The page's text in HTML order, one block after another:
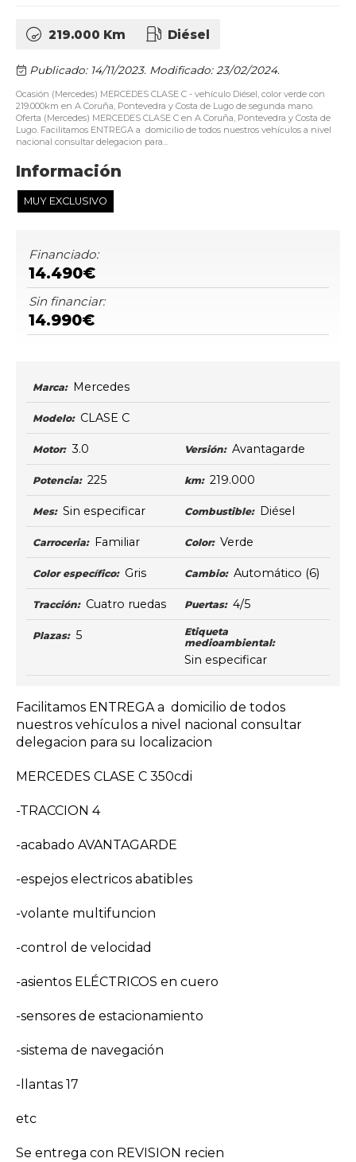
219.000 Km Diésel
Publicado: 14/11/2023. Modificado: 23/02/2024.
Ocasión (Mercedes) MERCEDES CLASE C - vehículo Diésel, color verde con
219.000km en A Coruña, Pontevedra y Costa de Lugo de segunda mano.
Oferta (Mercedes) MERCEDES CLASE C en A Coruña, Pontevedra y Costa de
Lugo. Facilitamos ENTREGA a domicilio de todos nuestros vehículos a nivel
nacional consultar delegacion para...
Información
MUY EXCLUSIVO
Financiado:
14.490€
Sin financiar:
14.990€
Marca: Mercedes
Modelo: CLASE C
Motor: 3.0 Versión: Avantagarde
Potencia: 225 km: 219.000
Mes: Sin especificar Combustible: Diésel
Carroceria: Familiar Color: Verde
Color específico: Gris Cambio: Automático (6)
Tracción: Cuatro ruedas Puertas: 4/5
Plazas: 5
Etiqueta
medioambiental:
Sin especificar
Facilitamos ENTREGA a domicilio de todos
nuestros vehículos a nivel nacional consultar
delegacion para su localizacion
MERCEDES CLASE C 350cdi
-TRACCION 4
-acabado AVANTAGARDE
-espejos electricos abatibles
-volante multifuncion
-control de velocidad
-asientos ELÉCTRICOS en cuero
-sensores de estacionamiento
-sistema de navegación
-llantas 17
etc
Se entrega con REVISION recien